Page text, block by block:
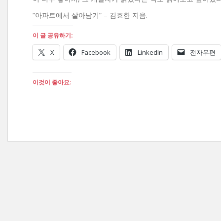
“아파트에서 살아남기” – 김효한 지음.
이 글 공유하기:
X Facebook LinkedIn 전자우편
이것이 좋아요: